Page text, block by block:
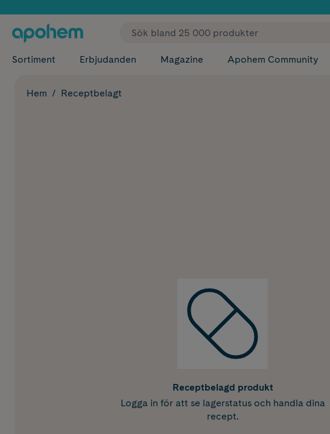
✓ Fri frakt
Sortiment Erbjudanden Magazine Apohem Community
Hem Receptbelagt
Receptbelagd produkt
Logga in för att se lagerstatus och handla dina
recept.